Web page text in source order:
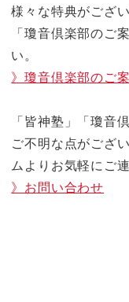
様々な特典がござ
「瓊音倶楽部のご
い。
》瓊音倶楽部のご
「皆神塾」「瓊音
ご不明な点がござ
ムよりお気軽にご
》お問い合わせ